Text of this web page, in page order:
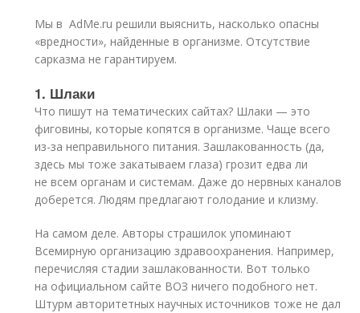
Мы в AdMe.ru решили выяснить, насколько опасны
«вредности», найденные в организме. Отсутствие
сарказма не гарантируем.
1. Шлаки
Что пишут на тематических сайтах? Шлаки — это
фиговины, которые копятся в организме. Чаще всего
из-за неправильного питания. Зашлакованность (да,
здесь мы тоже закатываем глаза) грозит едва ли
не всем органам и системам. Даже до нервных каналов
доберется. Людям предлагают голодание и клизму.
На самом деле. Авторы страшилок упоминают
Всемирную организацию здравоохранения. Например,
перечисляя стадии зашлакованности. Вот только
на официальном сайте ВОЗ ничего подобного нет.
Штурм авторитетных научных источников тоже не дал